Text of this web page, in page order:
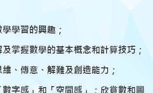
學習的興趣；
掌握數學的基本概念和計算技巧；
、傳意、解難及創造能力；
字感」和「空間感」；欣賞數和圖